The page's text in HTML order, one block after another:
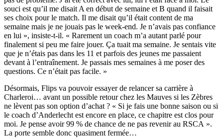
souci est qu’il me disait A en début de semaine et B quand il faisait
ses choix pour le match. Il me disait qu’il était content de ma
semaine mais je ne jouais pas le week-end. Je n’avais pas confiance
en lui », insiste-t-il. « Rarement un coach m’a autant parlé pour
finalement si peu me faire jouer. Ça tuait ma semaine. Je sentais vite
que je n’étais pas dans les 11 et parfois des jeunes me passaient
devant à l’entraînement. Je passais mes semaines à me poser des
questions. Ce n’était pas facile. »
Désormais, Flips va pouvoir essayer de relancer sa carrière à
Charleroi… avant un possible retour chez les Mauves si les Zèbres
ne lèvent pas son option d’achat ? « Si je fais une bonne saison ou si
le coach d’Anderlecht est encore en place, ce chapitre est clos pour
moi. Je pense avoir 99 % de chance de ne pas revenir au RSCA ».
La porte semble donc quasiment fermée…